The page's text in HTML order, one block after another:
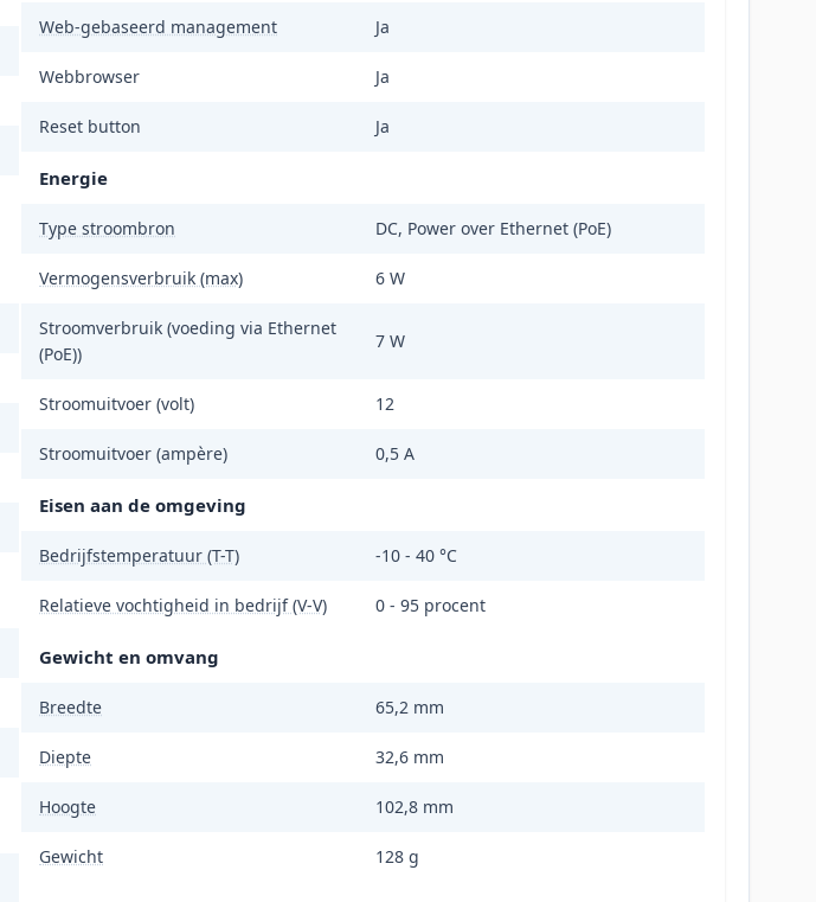
Web-gebaseerd management Ja
Webbrowser Ja
Reset button Ja
Energie
Type stroombron DC, Power over Ethernet (PoE)
Vermogensverbruik (max) 6 W
Stroomverbruik (voeding via Ethernet
(PoE))
7 W
Stroomuitvoer (volt) 12
Stroomuitvoer (ampère) 0,5 A
Eisen aan de omgeving
Bedrijfstemperatuur (T-T) -10 - 40 °C
Relatieve vochtigheid in bedrijf (V-V) 0 - 95 procent
Gewicht en omvang
Breedte 65,2 mm
Diepte 32,6 mm
Hoogte 102,8 mm
Gewicht 128 g